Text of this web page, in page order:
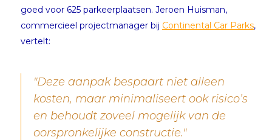
goed voor 625 parkeerplaatsen. Jeroen Huisman,
commercieel projectmanager bij Continental Car Parks,
vertelt:
"Deze aanpak bespaart niet alleen
kosten, maar minimaliseert ook risico’s
en behoudt zoveel mogelijk van de
oorspronkelijke constructie."